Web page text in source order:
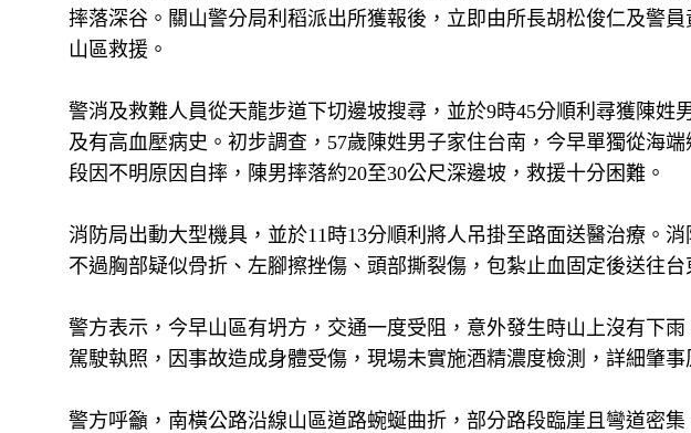
摔落深谷。關山警分局利稻派出所獲報後，立即由所長胡松俊仁及警
山區救援。
警消及救難人員從天龍步道下切邊坡搜尋，並於9時45分順利尋獲陳姓
及有高血壓病史。初步調查，57歲陳姓男子家住台南，今早單獨從海
段因不明原因自摔，陳男摔落約20至30公尺深邊坡，救援十分困難。
消防局出動大型機具，並於11時13分順利將人吊掛至路面送醫治療。
不過胸部疑似骨折、左腳擦挫傷、頭部撕裂傷，包紮止血固定後送往台
警方表示，今早山區有坍方，交通一度受阻，意外發生時山上沒有下
駕駛執照，因事故造成身體受傷，現場未實施酒精濃度檢測，詳細肇
警方呼籲，南橫公路沿線山區道路蜿蜒曲折，部分路段臨崖且彎道密